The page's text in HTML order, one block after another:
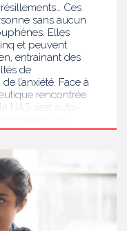
Ces
sans aucun
Elles
et peuvent
entrainant des
de
l’anxiété. Face à
rencontrée
s’est auto-
le diagnostic et
. Elle publie
aux
dans le suivi